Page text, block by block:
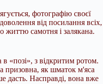
фотографію своєї
від посилання всіх,
самотня і залякана.
«позі», з відкритим ротом.
призовна, як шматок м'яса
дасть. Насправді, вона вже